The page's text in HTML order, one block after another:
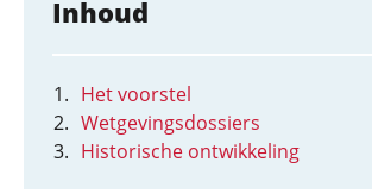
Inhoud
Het voorstel
Wetgevingsdossiers
Historische ontwikkeling